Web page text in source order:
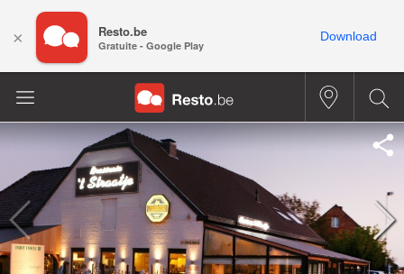
× Resto.be
Gratuite - Google Play
Download